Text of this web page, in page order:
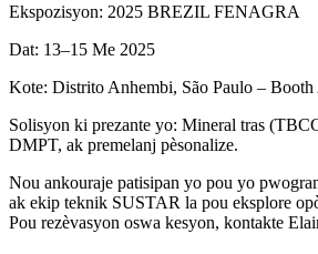
Ekspozisyon: 2025 BREZIL FENAGRA
Dat: 13–15 Me 2025
Kote: Distrito Anhembi, São Paulo –
Solisyon ki prezante yo: Mineral tras
DMPT, ak premelanj pèsonalize.
Nou ankouraje patisipan yo pou yo
ak ekip teknik SUSTAR la pou eksplore
Pou rezèvasyon oswa kesyon, kontakte